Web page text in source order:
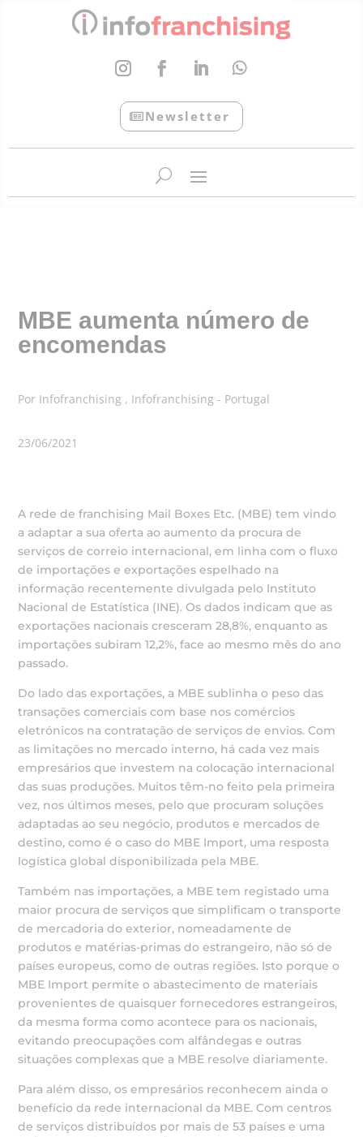
Newsletter
MBE aumenta número de
encomendas
Por Infofranchising , Infofranchising - Portugal
23/06/2021
A rede de franchising Mail Boxes Etc. (MBE) tem vindo
a adaptar a sua oferta ao aumento da procura de
serviços de correio internacional, em linha com o fluxo
de importações e exportações espelhado na
informação recentemente divulgada pelo Instituto
Nacional de Estatística (INE). Os dados indicam que as
exportações nacionais cresceram 28,8%, enquanto as
importações subiram 12,2%, face ao mesmo mês do ano
passado.
Do lado das exportações, a MBE sublinha o peso das
transações comerciais com base nos comércios
eletrónicos na contratação de serviços de envios. Com
as limitações no mercado interno, há cada vez mais
empresários que investem na colocação internacional
das suas produções. Muitos têm-no feito pela primeira
vez, nos últimos meses, pelo que procuram soluções
adaptadas ao seu negócio, produtos e mercados de
destino, como é o caso do MBE Import, uma resposta
logística global disponibilizada pela MBE.
Também nas importações, a MBE tem registado uma
maior procura de serviços que simplificam o transporte
de mercadoria do exterior, nomeadamente de
produtos e matérias-primas do estrangeiro, não só de
países europeus, como de outras regiões. Isto porque o
MBE Import permite o abastecimento de materiais
provenientes de quaisquer fornecedores estrangeiros,
da mesma forma como acontece para os nacionais,
evitando preocupações com alfândegas e outras
situações complexas que a MBE resolve diariamente.
Para além disso, os empresários reconhecem ainda o
benefício da rede internacional da MBE. Com centros
de serviços distribuídos por mais de 53 países e uma